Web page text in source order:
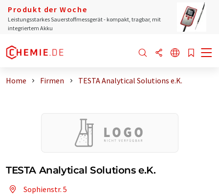
Produkt der Woche
Leistungsstarkes Sauerstoffmessgerät - kompakt, tragbar, mit
integriertem Akku
Home Firmen TESTA Analytical Solutions e.K.
TESTA Analytical Solutions e.K.
Sophienstr. 5